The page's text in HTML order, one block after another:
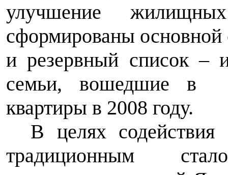
улучшение
сформированы основной
и резервный список–
семьи, вошедшие в
квартиры в 2008 году.
В целях содействия
традиционным